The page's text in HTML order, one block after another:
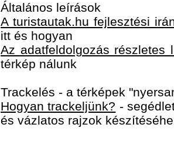
Általános leírások
A turistautak.hu fejlesztési
itt és hogyan
Az adatfeldolgozás részletes
térkép nálunk
Trackelés - a térképek
Hogyan trackeljünk? -
és vázlatos rajzok